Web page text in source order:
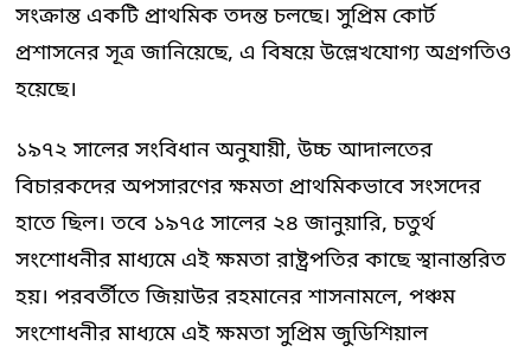
সংক্রান্ত একটি প্রাথমিক তদন্ত চলছে। সুপ্রিম কোর্ট
প্রশাসনের সূত্র জানিয়েছে, এ বিষয়ে উল্লেখযোগ্য অগ্রগতিও
হয়েছে।
১৯৭২ সালের সংবিধান অনুযায়ী, উচ্চ আদালতের
বিচারকদের অপসারণের ক্ষমতা প্রাথমিকভাবে সংসদের
হাতে ছিল। তবে ১৯৭৫ সালের ২৪ জানুয়ারি, চতুর্থ
সংশোধনীর মাধ্যমে এই ক্ষমতা রাষ্ট্রপতির কাছে স্থানান্তরিত
হয়। পরবর্তীতে জিয়াউর রহমানের শাসনামলে, পঞ্চম
সংশোধনীর মাধ্যমে এই ক্ষমতা সুপ্রিম জুডিশিয়াল